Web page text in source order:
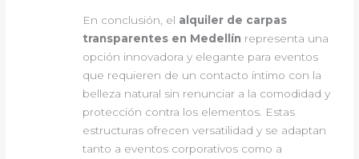
En conclusión, el alquiler de carpas
transparentes en Medellín representa una
opción innovadora y elegante para eventos
que requieren de un contacto íntimo con la
belleza natural sin renunciar a la comodidad y
protección contra los elementos. Estas
estructuras ofrecen versatilidad y se adaptan
tanto a eventos corporativos como a